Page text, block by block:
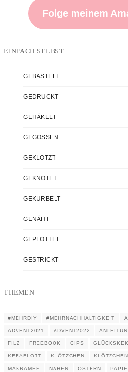
Folge meinem
EINFACH SELBST
GEBASTELT
GEDRUCKT
GEHÄKELT
GEGOSSEN
GEKLOTZT
GEKNOTET
GEKURBELT
GENÄHT
GEPLOTTET
GESTRICKT
THEMEN
#MEHRDIY #MEHRNACHHALTIGKEIT
ADVENT2021 ADVENT2022
FILZ FREEBOOK GIPS
KERAFLOTT KLÖTZCHEN
MAKRAMEE NÄHEN OSTERN